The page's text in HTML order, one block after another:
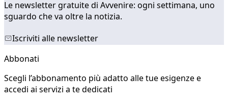
Le newsletter gratuite di Avvenire: ogni settimana, uno
sguardo che va oltre la notizia.
Iscriviti alle newsletter
Abbonati
Scegli l’abbonamento più adatto alle tue esigenze e
accedi ai servizi a te dedicati